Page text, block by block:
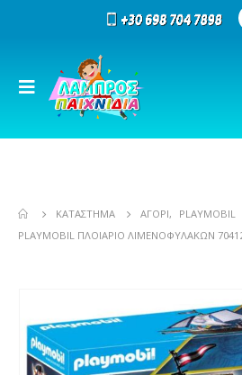
ΚΑΤΆΣΤΗΜΑ ΑΓΌΡΙ,
PLAYMOBIL
PLAYMOBIL ΠΛΟΙΆΡΙΟ ΛΙΜΕΝΟΦΥΛΆΚΩΝ